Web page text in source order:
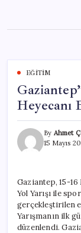
content
EĞITIM
Heyecanı
By Ahmet
15 Mayıs
Gaziantep, 15-
Yol Yarışı ile
gerçekleştirilen
Yarışmanın ilk
düzenlendi.